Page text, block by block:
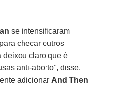
se intensificaram
checar outros
deixou claro que é
anti-aborto”, disse.
adicionar And Then